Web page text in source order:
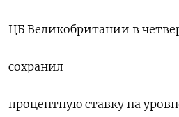
ЦБ Великобритании в
сохранил
процентную ставку на